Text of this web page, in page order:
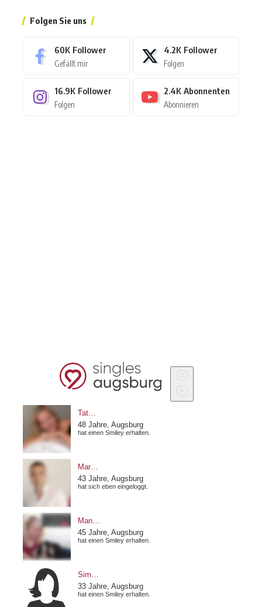
Folgen Sie uns
60K Follower
Gefällt mir
4.2K Follower
Folgen
16.9K Follower
Folgen
2.4K Abonnenten
Abonnieren